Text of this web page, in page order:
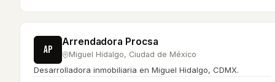
AP
Arrendadora Procsa
Miguel Hidalgo, Ciudad de México
Desarrolladora inmobiliaria en Miguel Hidalgo, CDMX.